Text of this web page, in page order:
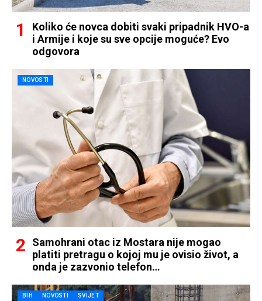
Koliko će novca dobiti svaki pripadnik HVO-a
i Armije i koje su sve opcije moguće? Evo
odgovora
NOVOSTI
Samohrani otac iz Mostara nije mogao
platiti pretragu o kojoj mu je ovisio život, a
onda je zazvonio telefon…
BIH NOVOSTI SVIJET